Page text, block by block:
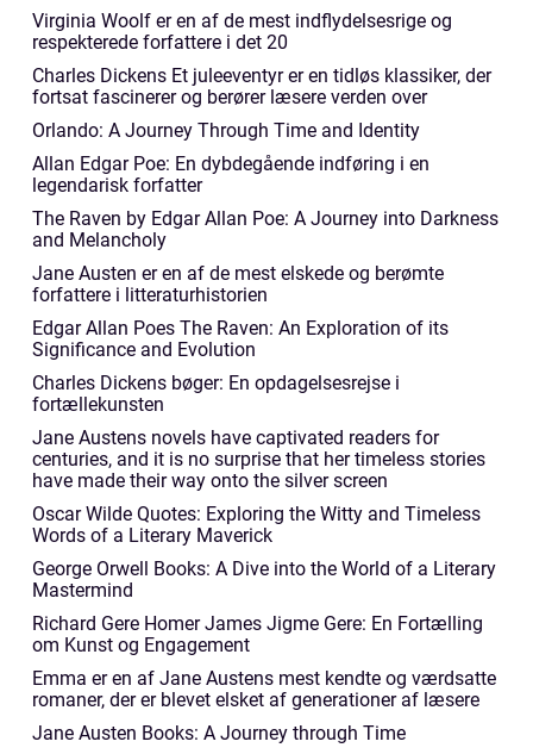
Virginia Woolf er en af de mest indflydelsesrige og
respekterede forfattere i det 20
Charles Dickens Et juleeventyr er en tidløs klassiker, der
fortsat fascinerer og berører læsere verden over
Orlando: A Journey Through Time and Identity
Allan Edgar Poe: En dybdegående indføring i en
legendarisk forfatter
The Raven by Edgar Allan Poe: A Journey into Darkness
and Melancholy
Jane Austen er en af de mest elskede og berømte
forfattere i litteraturhistorien
Edgar Allan Poes The Raven: An Exploration of its
Significance and Evolution
Charles Dickens bøger: En opdagelsesrejse i
fortællekunsten
Jane Austens novels have captivated readers for
centuries, and it is no surprise that her timeless stories
have made their way onto the silver screen
Oscar Wilde Quotes: Exploring the Witty and Timeless
Words of a Literary Maverick
George Orwell Books: A Dive into the World of a Literary
Mastermind
Richard Gere Homer James Jigme Gere: En Fortælling
om Kunst og Engagement
Emma er en af Jane Austens mest kendte og værdsatte
romaner, der er blevet elsket af generationer af læsere
Jane Austen Books: A Journey through Time